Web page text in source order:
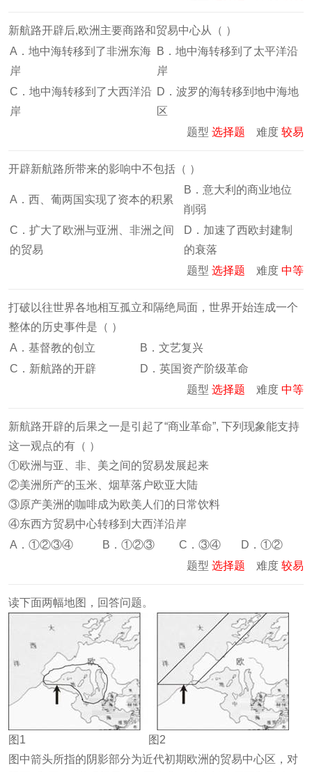
新航路开辟后,欧洲主要商路和贸易中心从（ ）
A．地中海转移到了非洲东海
岸
B．地中海转移到了太平洋沿
岸
C．地中海转移到了大西洋沿
岸
D．波罗的海转移到地中海地
区
题型 选择题 难度 较易
开辟新航路所带来的影响中不包括（ ）
A．西、葡两国实现了资本的积累
B．意大利的商业地位
削弱
C．扩大了欧洲与亚洲、非洲之间
的贸易
D．加速了西欧封建制
的衰落
题型 选择题 难度 中等
打破以往世界各地相互孤立和隔绝局面，世界开始连成一个
整体的历史事件是（ ）
A．基督教的创立
B．文艺复兴
C．新航路的开辟
D．英国资产阶级革命
题型 选择题 难度 中等
新航路开辟的后果之一是引起了“商业革命”, 下列现象能支持
这一观点的有（ ）
①欧洲与亚、非、美之间的贸易发展起来
②美洲所产的玉米、烟草落户欧亚大陆
③原产美洲的咖啡成为欧美人们的日常饮料
④东西方贸易中心转移到大西洋沿岸
A．①②③④
B．①②③ C．③④
D．①②
题型 选择题 难度 较易
读下面两幅地图，回答问题。
图1 图2
图中箭头所指的阴影部分为近代初期欧洲的贸易中心区，对